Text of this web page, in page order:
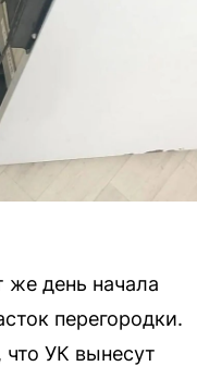
же день начала
перегородки.
УК вынесут